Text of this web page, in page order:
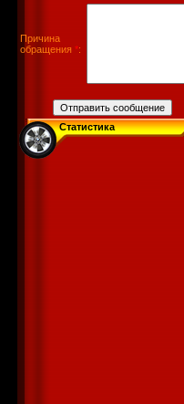
Причина
обращения *:
Статистика